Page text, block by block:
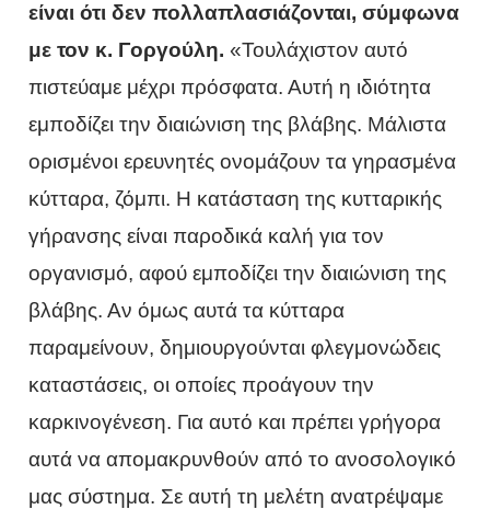
είναι ότι δεν πολλαπλασιάζονται, σύμφωνα
με τον κ. Γοργούλη. «Τουλάχιστον αυτό
πιστεύαμε μέχρι πρόσφατα. Αυτή η ιδιότητα
εμποδίζει την διαιώνιση της βλάβης. Μάλιστα
ορισμένοι ερευνητές ονομάζουν τα γηρασμένα
κύτταρα, ζόμπι. Η κατάσταση της κυτταρικής
γήρανσης είναι παροδικά καλή για τον
οργανισμό, αφού εμποδίζει την διαιώνιση της
βλάβης. Αν όμως αυτά τα κύτταρα
παραμείνουν, δημιουργούνται φλεγμονώδεις
καταστάσεις, οι οποίες προάγουν την
καρκινογένεση. Για αυτό και πρέπει γρήγορα
αυτά να απομακρυνθούν από το ανοσολογικό
μας σύστημα. Σε αυτή τη μελέτη ανατρέψαμε